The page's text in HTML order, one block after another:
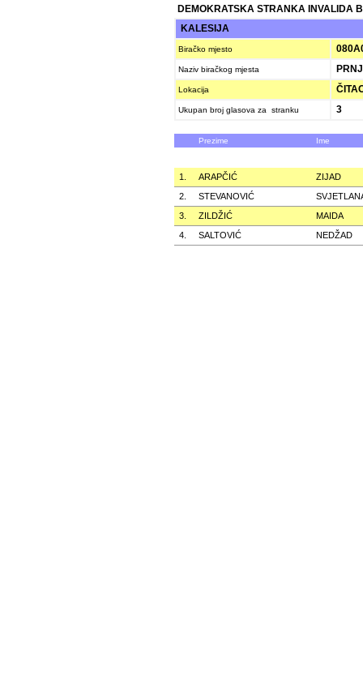
DEMOKRATSKA STRANKA INVALIDA
KALESIJA
Biračko mjesto
Naziv biračkog mjesta
Lokacija
Ukupan broj glasova za stranku 3
Prezime Ime
1. ARAPČIĆ
ZIJAD
2.
STEVANOVIĆ
3.
ZILDŽIĆ
MAIDA
4.
SALTOVIĆ NEDŽAD